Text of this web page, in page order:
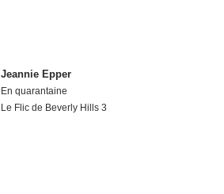
Jeannie Epper
En quarantaine
Le Flic de Beverly Hills 3